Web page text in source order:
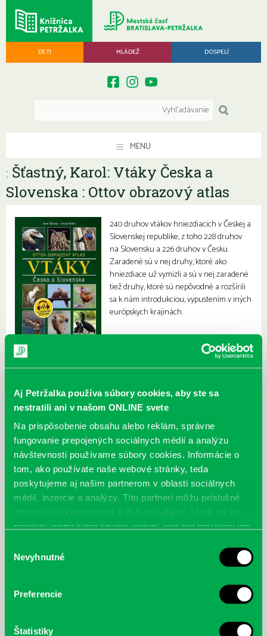
Aj Petržalka používa súbory cookies, aby ste sa
nestratili ani v našom ONLINE svete
Na prispôsobenie obsahu alebo reklám, správne
fungovanie prepojených sociálnych médií a analýzu
návštevnosti používame súbory cookies. Informácie o
tom, ako používate naše webové stránky, teda
poskytujeme aj našim partnerom v oblasti sociálnych
médií, inzercie a analýzy. Títo partneri môžu príslušné
informácie skombinovať s ďalšími údajmi, ktoré ste im
poskytli, alebo ktoré od vás získali, keď ste používali ich
súhlasu
Nevyhnutné
Preferencie
Štatistiky
DETI MLÁDEŽ DOSPELÍ
MENU
: Šťastný, Karol: Vtáky Česka a
Slovenska : Ottov obrazový atlas
240 druhov vtákov hniezdiacich v Českej a
Slovenskej republike, z toho 228 druhov
na Slovensku a 226 druhov v Česku.
Zaradené sú v nej druhy, ktoré ako
hniezdiace už vymizli a sú v nej zaradené
tiež druhy, ktoré sú nepôvodné a rozšírili
sa k nám introdukciou, vypustením v iných
európskych krajinách.
cyklistu modernej doby:
nezastaviteľný